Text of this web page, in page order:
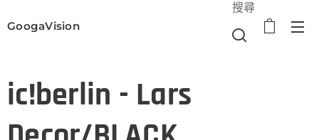
GoogaVision
搜尋
ic!berlin - Lars